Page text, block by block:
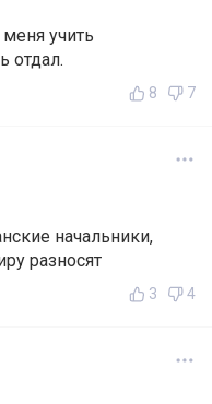
учить
отдал.
8 7
начальники,
разносят
3 4